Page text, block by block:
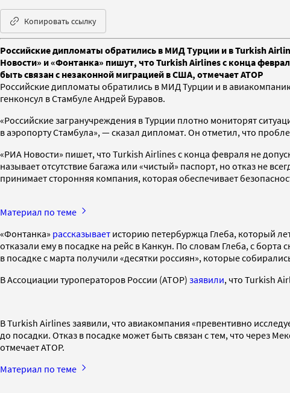
Копировать ссылку
Российские дипломаты обратились в МИД Турции и в Turkish
Новости» и «Фонтанка» пишут, что Turkish Airlines с конца
быть связан с незаконной миграцией в США, отмечает АТОР
Российские дипломаты обратились в МИД Турции и в
генконсул в Стамбуле Андрей Буравов.
«Российские загранучреждения в Турции плотно мониторят
в аэропорту Стамбула», — сказал дипломат. Он отметил, что
«РИА Новости» пишет, что Turkish Airlines с конца февраля не
называет отсутствие багажа или «чистый» паспорт, но отказ не
принимает сторонняя компания, которая обеспечивает
Материал по теме
«Фонтанка» рассказывает историю петербуржца Глеба, который
отказали ему в посадке на рейс в Канкун. По словам Глеба, с
в посадке с марта получили «десятки россиян», которые
В Ассоциации туроператоров России (АТОР) заявили, что Turkish
В Turkish Airlines заявили, что авиакомпания «превентивно
до посадки. Отказ в посадке может быть связан с тем, что через
отмечает АТОР.
Материал по теме